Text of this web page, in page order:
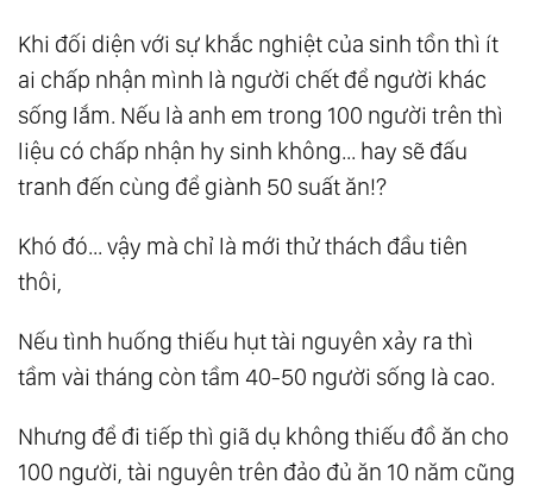
Khi đối diện với sự khắc nghiệt của sinh tồn thì ít
ai chấp nhận mình là người chết để người khác
sống lắm. Nếu là anh em trong 100 người trên thì
liệu có chấp nhận hy sinh không... hay sẽ đấu
tranh đến cùng để giành 50 suất ăn!?
Khó đó... vậy mà chỉ là mới thử thách đầu tiên
thôi,
Nếu tình huống thiếu hụt tài nguyên xảy ra thì
tầm vài tháng còn tầm 40-50 người sống là cao.
Nhưng để đi tiếp thì giã dụ không thiếu đồ ăn cho
100 người, tài nguyên trên đảo đủ ăn 10 năm cũng